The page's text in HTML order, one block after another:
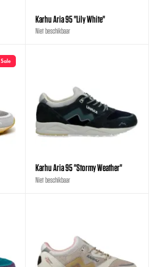
Karhu Aria 95 "Lily White"
Niet beschikbaar
Sale
Karhu Aria 95 "Stormy Weather"
Niet beschikbaar